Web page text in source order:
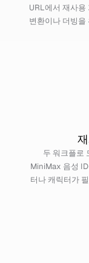
URL에서 재사용
변환이나 더빙을
두 워크플로
MiniMax 음성
터나 캐릭터가